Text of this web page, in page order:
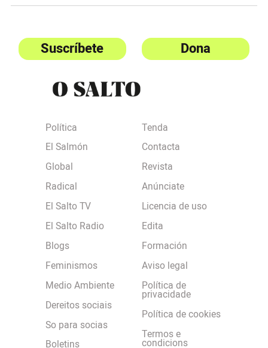
Suscríbete Dona
Política
El Salmón
Global
Radical
El Salto TV
El Salto Radio
Blogs
Feminismos
Medio Ambiente
Dereitos sociais
So para socias
Boletins
Tenda
Contacta
Revista
Anúnciate
Licencia de uso
Edita
Formación
Aviso legal
Política de
privacidade
Política de cookies
Termos e
condicions